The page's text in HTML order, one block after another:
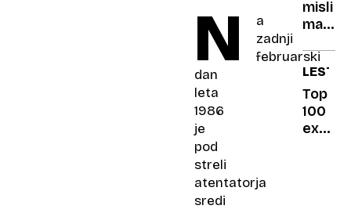
N
a
zadnji
februarski
dan
leta
1986
je
pod
streli
atentatorja
sredi
prejela
smrtjo
misli
mame
Bom
hčerin
prvi
šolski
Top
100
ex